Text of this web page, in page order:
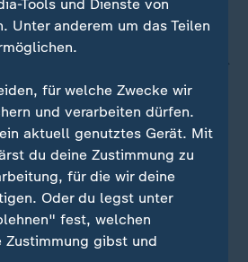
Tools und Dienste von
Unter anderem um das Teilen
für welche Zwecke wir
und verarbeiten dürfen.
aktuell genutztes Gerät. Mit
du deine Zustimmung zu
für die wir deine
Oder du legst unter
fest, welchen
Zustimmung gibst und